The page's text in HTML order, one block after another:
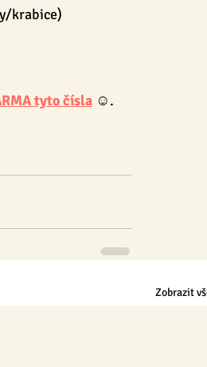
krabice)
tyto čísla ☺.
Zobrazit